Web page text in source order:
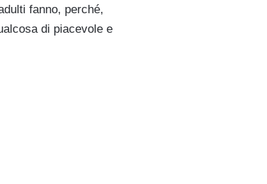
fanno, perché,
di piacevole e